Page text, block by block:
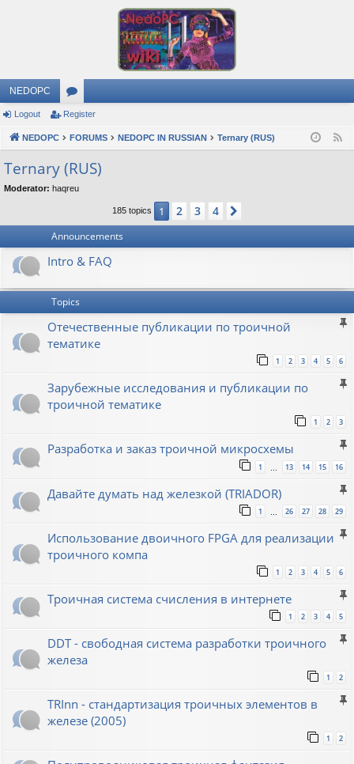
NEDOPC
or
u
m
s
Logout Register
NEDOPC FORUMS NEDOPC IN RUSSIAN Ternary (RUS)
Ternary (RUS)
Moderator: haqreu
185 topics 1 2 3 4
Announcements
Intro & FAQ
Topics
Отечественные публикации по троичной
тематике
1 2 3 4 5 6
Зарубежные исследования и публикации по
троичной тематике
1 2 3
Разработка и заказ троичной микросхемы
1 13 14 15 16
Давайте думать над железкой (TRIADOR)
1 26 27 28 29
Использование двоичного FPGA для реализации
троичного компа
1 2 3 4 5 6
Троичная система счисления в интернете
1 2 3 4 5
DDT - свободная система разработки троичного
железа
1 2
TRInn - стандартизация троичных элементов в
железе (2005)
1 2